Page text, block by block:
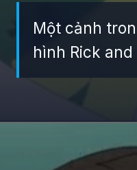
Một cảnh
hình Rick
https://